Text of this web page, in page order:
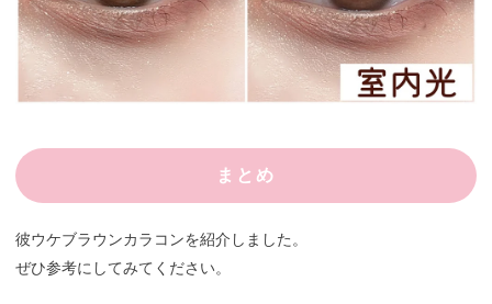
まとめ
彼ウケブラウンカラコンを紹介しました。
ぜひ参考にしてみてください。